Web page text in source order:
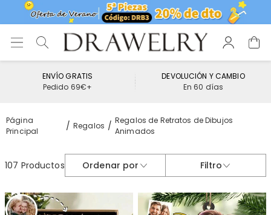
ENVÍO GRATIS
Pedido 69€+
DEVOLUCIÓN Y CAMBIO
En 60 días
Página
Principal
Regalos
Regalos de Retratos de Dibujos
Animados
107 Productos Ordenar por Filtro